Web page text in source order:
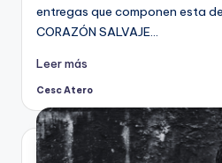
entregas que componen esta
CORAZÓN SALVAJE…
Leer más
Publicado
Cesc Atero